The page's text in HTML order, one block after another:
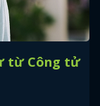
từ Công tử